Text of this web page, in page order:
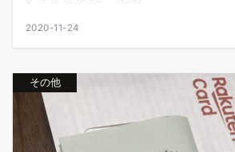
2020-11-24
その他